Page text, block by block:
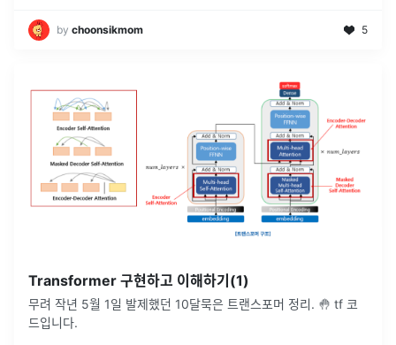
by choonsikmom 5
Transformer 구현하고 이해하기(1)
무려 작년 5월 1일 발제했던 10달묵은 트랜스포머 정리. 🤚 tf 코
드입니다.